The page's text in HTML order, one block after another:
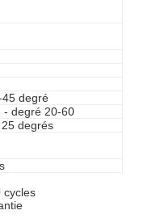
degré
- degré 20-60
degrés
cycles